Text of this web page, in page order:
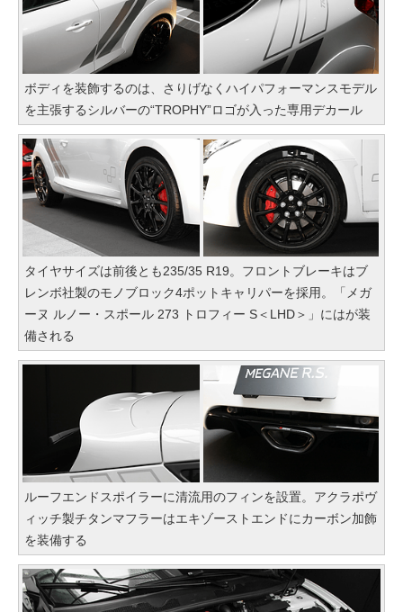
ボディを装飾するのは、さりげなくハイパフォーマンスモデル
を主張するシルバーの“TROPHY”ロゴが入った専用デカール
タイヤサイズは前後とも235/35 R19。フロントブレーキはブ
レンボ社製のモノブロック4ポットキャリパーを採用。「メガ
ーヌ ルノー・スポール 273 トロフィー S＜LHD＞」にはが装
備される
ルーフエンドスポイラーに清流用のフィンを設置。アクラポヴ
ィッチ製チタンマフラーはエキゾーストエンドにカーボン加飾
を装備する